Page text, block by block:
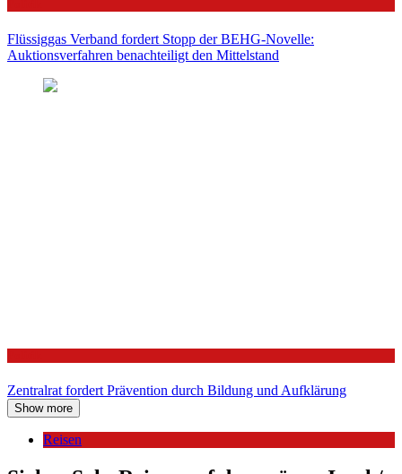
Flüssiggas Verband fordert Stopp der BEHG-Novelle:
Auktionsverfahren benachteiligt den Mittelstand
Zentralrat fordert Prävention durch Bildung und Aufklärung
Show more
Reisen